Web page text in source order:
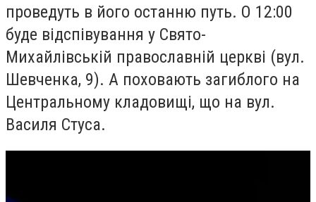
проведуть в його останню путь. О 12:00
буде відспівування у Свято-
Михайлівській православній церкві (вул.
Шевченка, 9). А поховають загиблого на
Центральному кладовищі, що на вул.
Василя Стуса.